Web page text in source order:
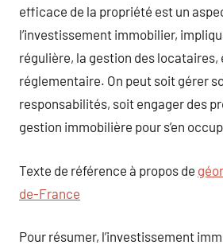
efficace de la propriété est un
l’investissement immobilier,
régulière, la gestion des
réglementaire. On peut soit gérer
responsabilités, soit engager des
gestion immobilière pour s’en
Texte de référence à propos de
de-France
Pour résumer, l’investissement